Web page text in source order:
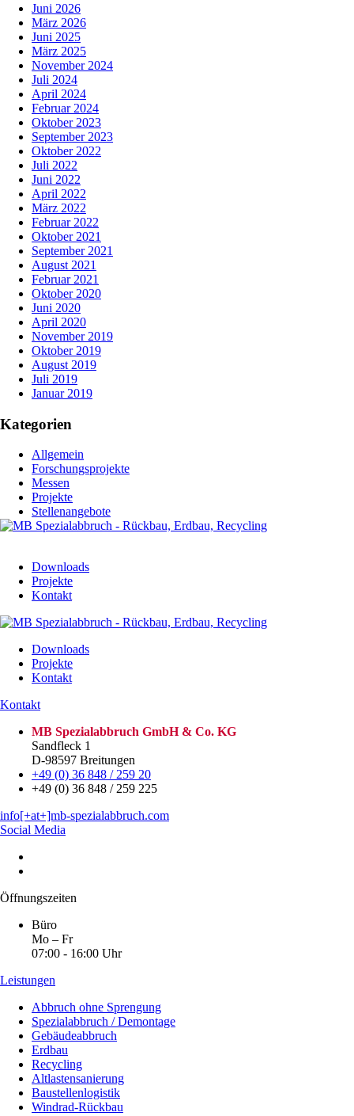
Juni 2026
März 2026
Juni 2025
März 2025
November 2024
Juli 2024
April 2024
Februar 2024
Oktober 2023
September 2023
Oktober 2022
Juli 2022
Juni 2022
April 2022
März 2022
Februar 2022
Oktober 2021
September 2021
August 2021
Februar 2021
Oktober 2020
Juni 2020
April 2020
November 2019
Oktober 2019
August 2019
Juli 2019
Januar 2019
Kategorien
Allgemein
Forschungsprojekte
Messen
Projekte
Stellenangebote
Downloads
Projekte
Kontakt
Downloads
Projekte
Kontakt
Kontakt
MB Spezialabbruch GmbH & Co. KG
Sandfleck 1
D-98597 Breitungen
+49 (0) 36 848 / 259 20
+49 (0) 36 848 / 259 225
info[+at+]mb-spezialabbruch.com
Social Media
Öffnungszeiten
Büro
Mo – Fr
07:00 - 16:00 Uhr
Leistungen
Abbruch ohne Sprengung
Spezialabbruch / Demontage
Gebäudeabbruch
Erdbau
Recycling
Altlastensanierung
Baustellenlogistik
Windrad-Rückbau